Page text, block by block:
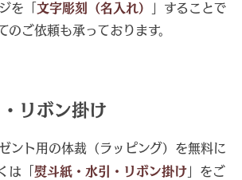
を「 文字彫刻（名入れ）
」することで
のご依頼も承っております。
リボン掛け
ント用の体裁（ラッピング）を無料に
は「 熨斗紙・水引・リボン掛け 」をご